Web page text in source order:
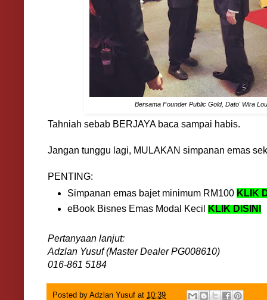
Bersama Founder Public Gold, Dato' Wira
Tahniah sebab BERJAYA baca sampai habis.
Jangan tunggu lagi, MULAKAN simpanan emas
PENTING:
Simpanan emas bajet minimum RM100 KLIK
eBook Bisnes Emas Modal Kecil
KLIK DISINI
Pertanyaan lanjut:
Adzlan Yusuf (Master Dealer PG008610)
016-861 5184
Posted by Adzlan Yusuf at 10:39